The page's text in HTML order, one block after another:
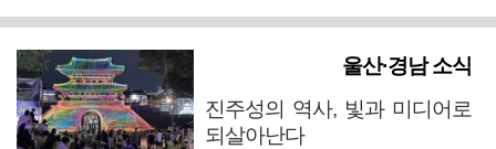
울산·경남 소식
진주성의 역사, 빛과 미디어로
되살아난다